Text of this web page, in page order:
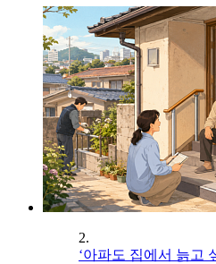
2.
‘아파도 집에서 늙고